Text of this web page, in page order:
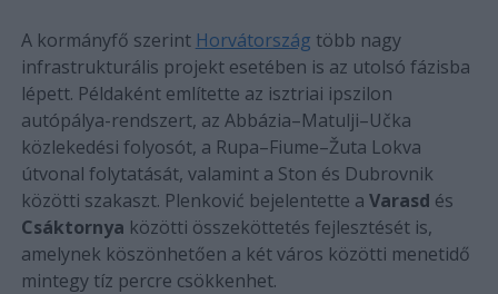
A kormányfő szerint Horvátország több nagy
infrastrukturális projekt esetében is az utolsó fázisba
lépett. Példaként említette az isztriai ipszilon
autópálya-rendszert, az Abbázia–Matulji–Učka
közlekedési folyosót, a Rupa–Fiume–Žuta Lokva
útvonal folytatását, valamint a Ston és Dubrovnik
közötti szakaszt. Plenković bejelentette a Varasd és
Csáktornya közötti összeköttetés fejlesztését is,
amelynek köszönhetően a két város közötti menetidő
mintegy tíz percre csökkenhet.